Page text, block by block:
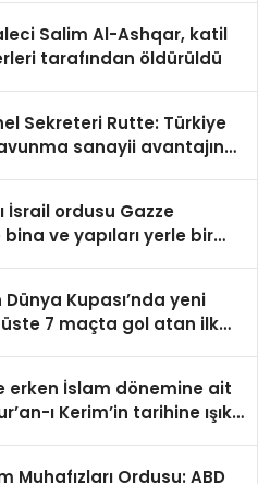
Salim Al-Ashqar, katil
tarafından öldürüldü
Sekreteri Rutte: Türkiye
sanayii avantajına
İsrail ordusu Gazze
bina ve yapıları yerle bir
Dünya Kupası’nda yeni
üste 7 maçta gol atan ilk
erken İslam dönemine ait
ı Kerim’in tarihine ışık
Muhafızları Ordusu: ABD